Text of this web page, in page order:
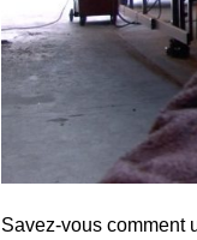
Savez-vous comment